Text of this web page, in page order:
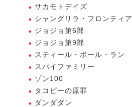
サカモトデイズ
シャングリラ・フロンティア
ジョジョ第6部
ジョジョ第9部
スティール・ボール・ラン
スパイファミリー
ゾン100
タコピーの原罪
ダンダダン